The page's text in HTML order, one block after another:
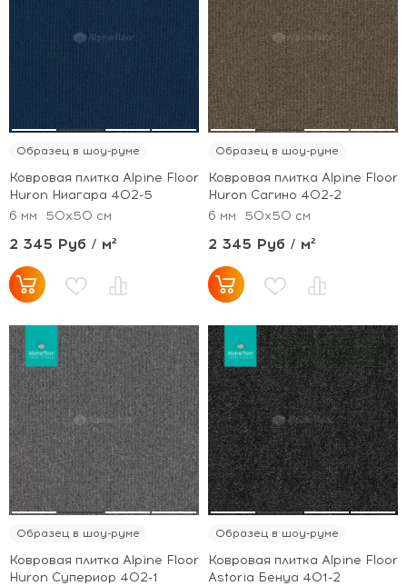
Образец в шоу-руме
Ковровая плитка Alpine Floor
Huron Ниагара 402-5
6 мм
50x50 см
2 345 Руб / м²
Образец в шоу-руме
Ковровая плитка Alpine Floor
Huron Сагино 402-2
6 мм
50x50 см
2 345 Руб / м²
Образец в шоу-руме
Ковровая плитка Alpine Floor
Huron Супериор 402-1
Образец в шоу-руме
Ковровая плитка Alpine Floor
Astoria Бенуа 401-2